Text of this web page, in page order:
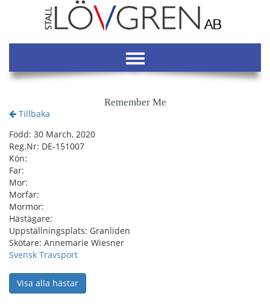
Remember Me
Tillbaka
Född: 30 March, 2020
Reg.Nr: DE-151007
Kön:
Far:
Mor:
Morfar:
Mormor:
Hästägare:
Uppställningsplats: Granliden
Skötare: Annemarie Wiesner
Svensk Travsport
Visa alla hästar